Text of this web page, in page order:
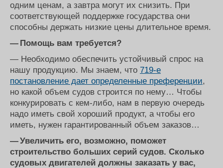
одним ценам, а завтра могут их снизить. При
соответствующей поддержке государства они
способны держать низкие цены длительное время.
— Помощь вам требуется?
— Необходимо обеспечить устойчивый спрос на
нашу продукцию. Мы знаем, что 719-е
постановление дает определенные преференции,
но какой объем судов строится по нему… Чтобы
конкурировать с кем-либо, нам в первую очередь
надо иметь свой хороший продукт, а чтобы его
иметь, нужен гарантированный объем заказов…
— Увеличить его, возможно, поможет
строительство больших серий судов. Сколько
судовых двигателей должны заказать у вас,